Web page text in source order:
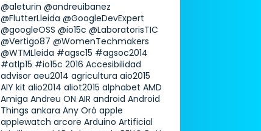
@aleturin @andreuibanez
@FlutterLleida @GoogleDevExpert
@googleOSS @io15c @LaboratorisTIC
@Vertigo87 @WomenTechmakers
@WTMLleida #agsc15 #agsoc2014
#atlp15 #io15c 2016 Accesibilidad
advisor aeu2014 agricultura aio2015
AIY kit alio2014 aliot2015 alphabet AMD
Amiga Andreu ON AIR android Android
Things ankara Any Oró apple
applewatch arcore Arduino Artificial